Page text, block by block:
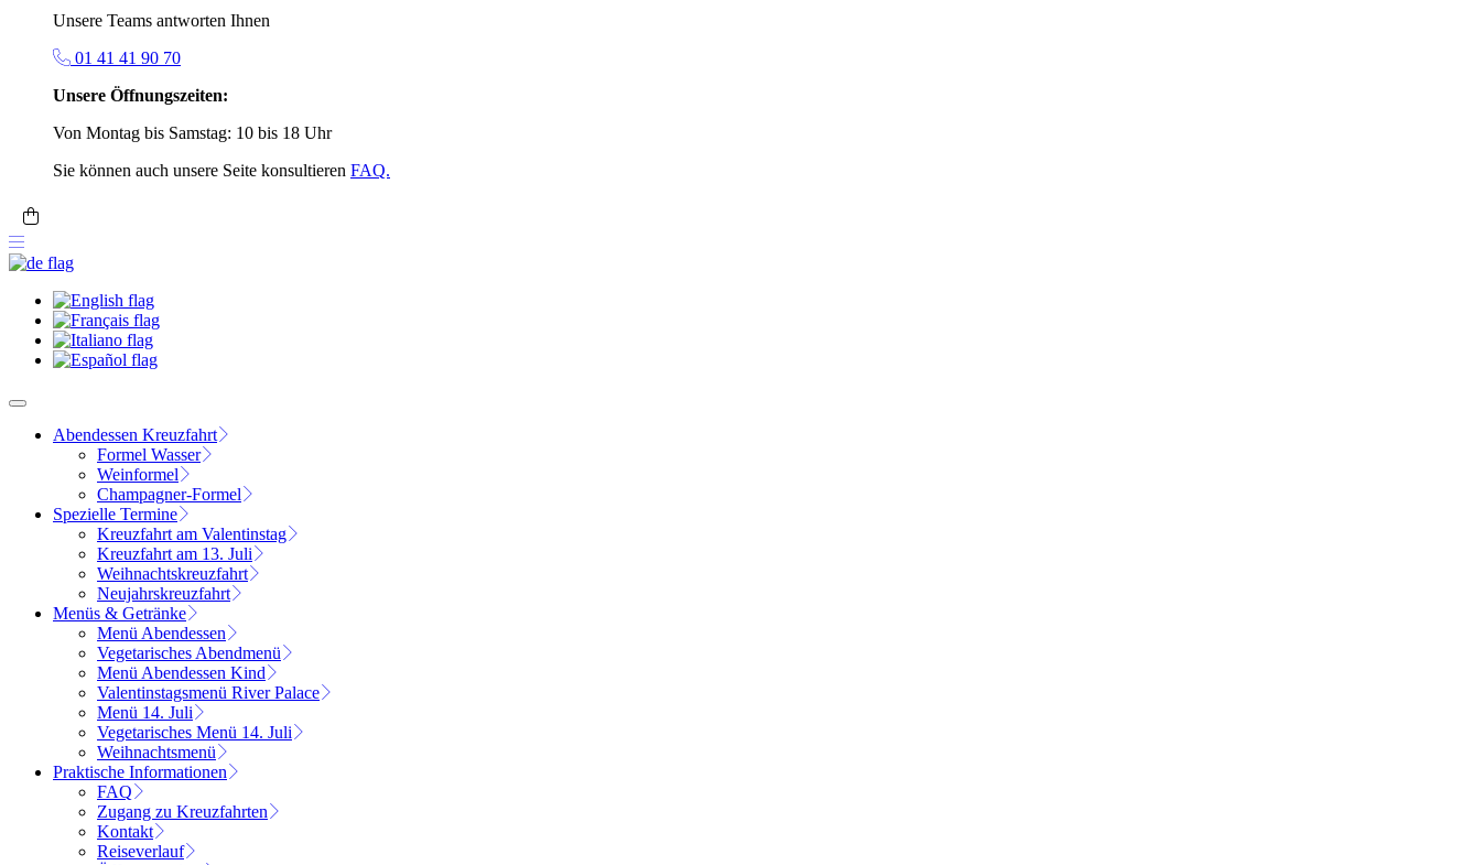
Unsere Teams antworten Ihnen
01 41 41 90 70
Unsere Öffnungszeiten:
Von Montag bis Samstag: 10 bis 18 Uhr
Sie können auch unsere Seite konsultieren FAQ.
Abendessen Kreuzfahrt
Formel Wasser
Weinformel
Champagner-Formel
Spezielle Termine
Kreuzfahrt am Valentinstag
Kreuzfahrt am 13. Juli
Weihnachtskreuzfahrt
Neujahrskreuzfahrt
Menüs & Getränke
Menü Abendessen
Vegetarisches Abendmenü
Menü Abendessen Kind
Valentinstagsmenü River Palace
Menü 14. Juli
Vegetarisches Menü 14. Juli
Weihnachtsmenü
Praktische Informationen
FAQ
Zugang zu Kreuzfahrten
Kontakt
Reiseverlauf